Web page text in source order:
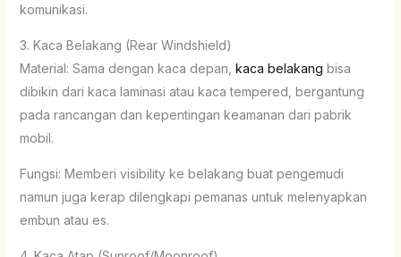
komunikasi.
3. Kaca Belakang (Rear Windshield)
Material: Sama dengan kaca depan, kaca belakang bisa
dibikin dari kaca laminasi atau kaca tempered, bergantung
pada rancangan dan kepentingan keamanan dari pabrik
mobil.
Fungsi: Memberi visibility ke belakang buat pengemudi
namun juga kerap dilengkapi pemanas untuk melenyapkan
embun atau es.